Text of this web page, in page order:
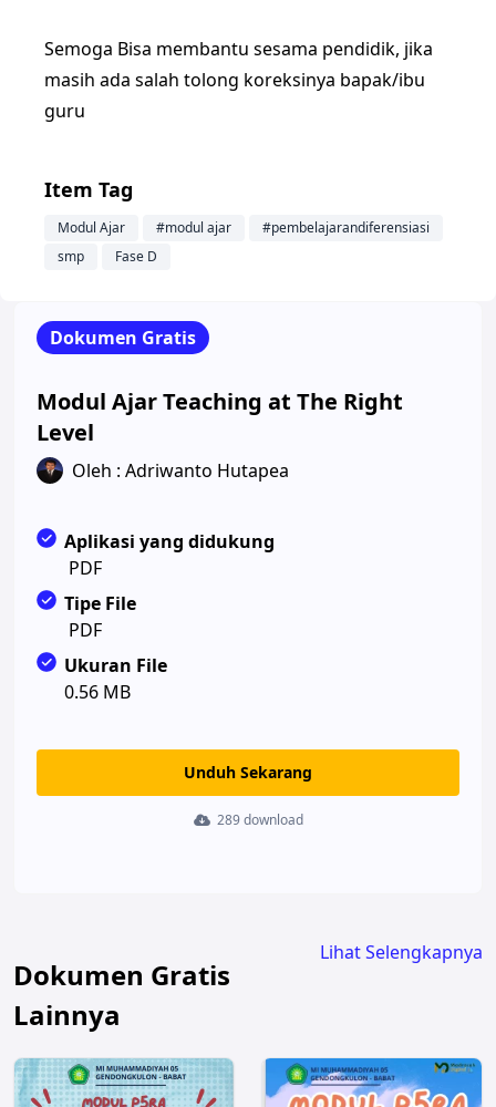
Semoga Bisa membantu sesama pendidik, jika
masih ada salah tolong koreksinya bapak/ibu
guru
Item Tag
Modul Ajar #modul ajar
#pembelajarandiferensiasi
smp
Fase D
Dokumen Gratis
Modul Ajar Teaching at The Right
Level
Oleh : Adriwanto Hutapea
Aplikasi yang didukung
PDF
Tipe File
PDF
Ukuran File
0.56 MB
Unduh Sekarang
289 download
Dokumen Gratis
Lainnya
Lihat Selengkapnya